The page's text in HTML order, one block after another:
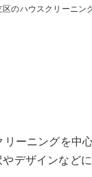
区のハウスクリーニ
ーニングを中
デザインなど